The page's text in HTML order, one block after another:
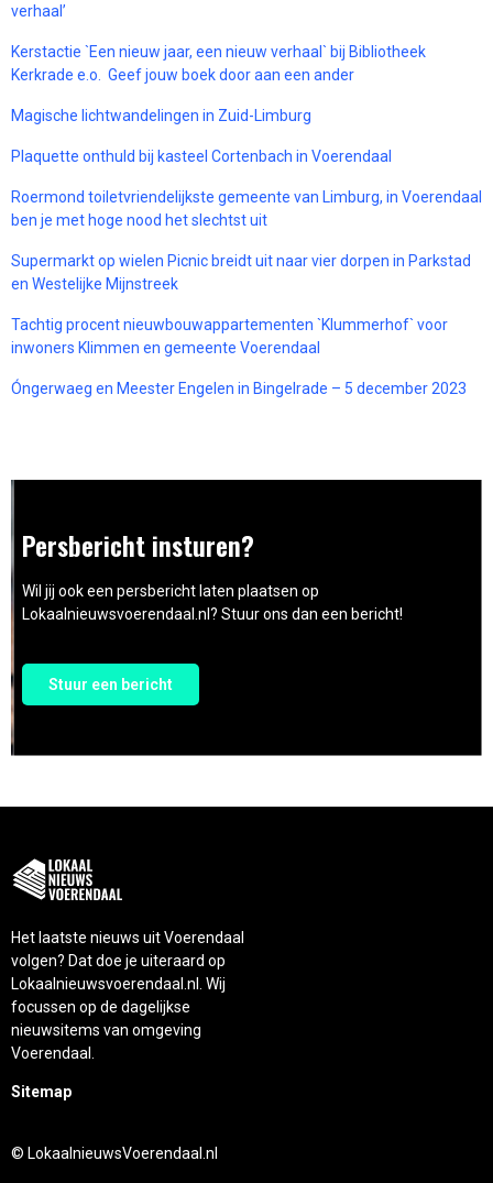
verhaal’
Kerstactie `Een nieuw jaar, een nieuw verhaal` bij Bibliotheek
Kerkrade e.o. Geef jouw boek door aan een ander
Magische lichtwandelingen in Zuid-Limburg
Plaquette onthuld bij kasteel Cortenbach in Voerendaal
Roermond toiletvriendelijkste gemeente van Limburg, in Voerendaal
ben je met hoge nood het slechtst uit
Supermarkt op wielen Picnic breidt uit naar vier dorpen in Parkstad
en Westelijke Mijnstreek
Tachtig procent nieuwbouwappartementen `Klummerhof` voor
inwoners Klimmen en gemeente Voerendaal
Óngerwaeg en Meester Engelen in Bingelrade – 5 december 2023
Persbericht insturen?
Wil jij ook een persbericht laten plaatsen op
Lokaalnieuwsvoerendaal.nl? Stuur ons dan een bericht!
Stuur een bericht
Het laatste nieuws uit Voerendaal
volgen? Dat doe je uiteraard op
Lokaalnieuwsvoerendaal.nl. Wij
focussen op de dagelijkse
nieuwsitems van omgeving
Voerendaal.
Sitemap
© LokaalnieuwsVoerendaal.nl